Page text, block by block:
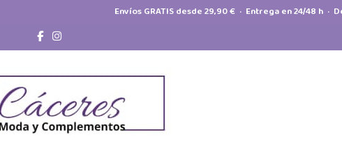
Envíos GRATIS desde 29,90 € · Entrega en 24/48 h ·